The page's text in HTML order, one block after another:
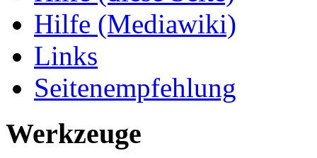
Hilfe (Mediawiki)
Links
Seitenempfehlung
Werkzeuge